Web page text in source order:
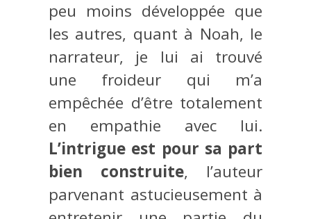
peu moins développée que
les autres, quant à Noah, le
narrateur, je lui ai trouvé
une froideur qui m’a
empêchée d’être totalement
en empathie avec lui.
L’intrigue est pour sa part
bien construite, l’auteur
parvenant astucieusement à